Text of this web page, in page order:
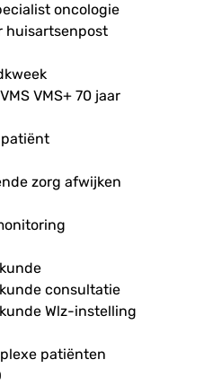
oncologie
huisartsenpost
VMS+ 70 jaar
zorg afwijken
consultatie
Wlz-instelling
patiënten